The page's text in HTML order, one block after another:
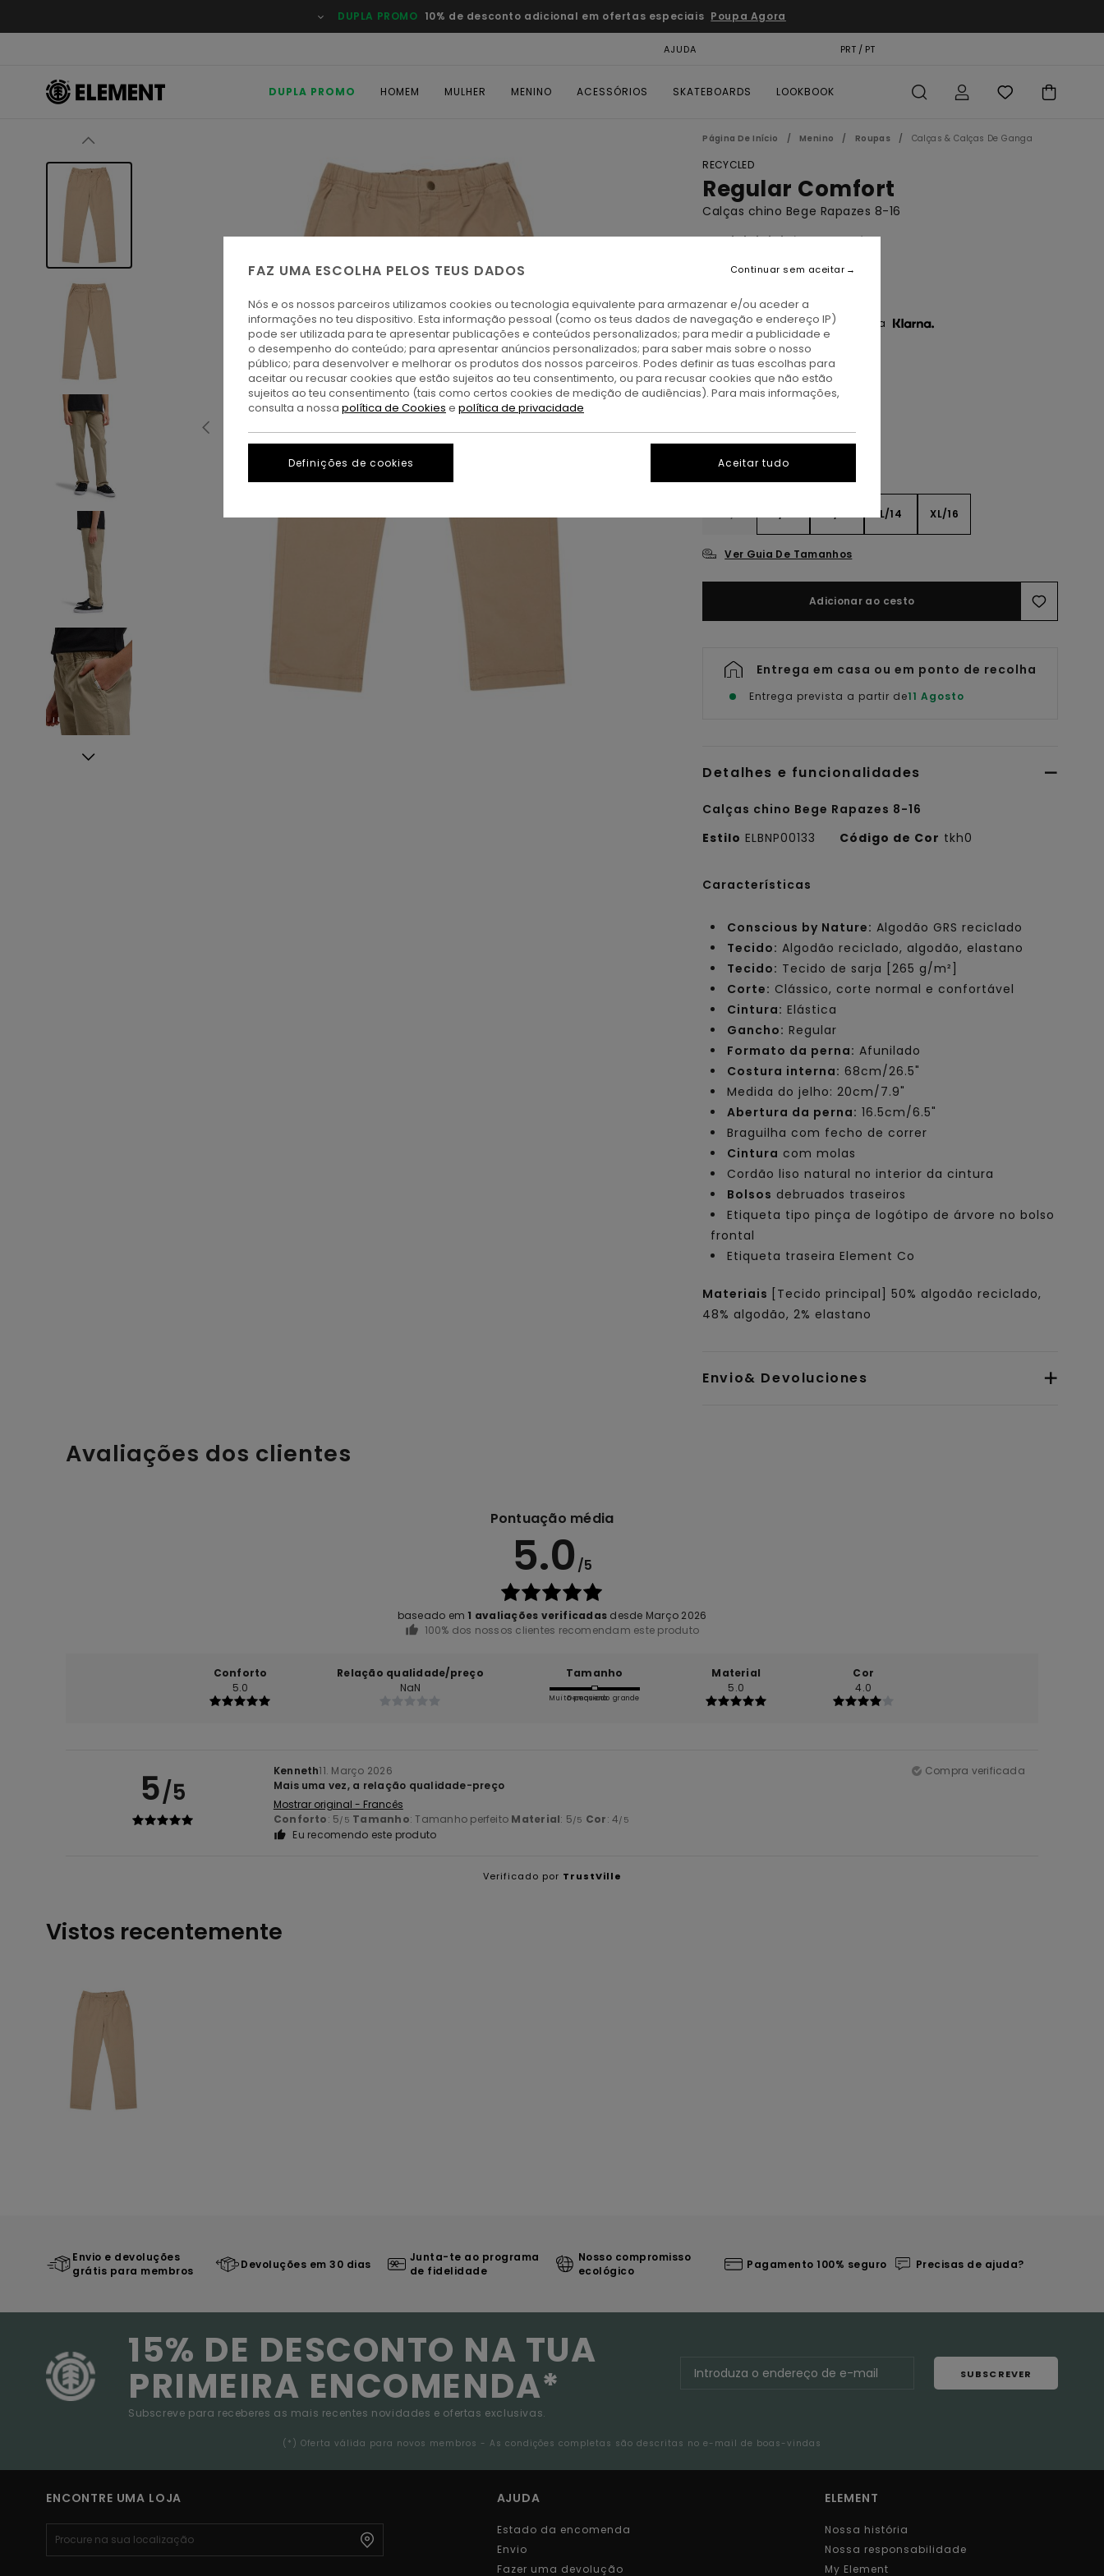
a
DUPLA PROMO 10% de desconto adicional em ofertas especiais Poupa Agora
AJUDA PRT / PT
DUPLA PROMO HOMEM MULHER MENINO ACESSÓRIOS SKATEBOARDS LOOKBOOK
Página De Início Menino Roupas Calças & Calças De Ganga
RECYCLED
Regular Comfort
Calças chino Bege Rapazes 8-16
5.0
ECO-BONUS
Paga 3 x € 20,00 sem juros com a
CorAluminum
L/14 XL/16
Ver Guia De Tamanhos
Adicionar ao cesto
Entrega em casa ou em ponto de recolha
Entrega prevista a partir de11 Agosto
Detalhes e funcionalidades
Calças chino Bege Rapazes 8-16
Estilo ELBNP00133 Código de Cor tkh0
Características
Conscious by Nature: Algodão GRS reciclado
Tecido: Algodão reciclado, algodão, elastano
Tecido: Tecido de sarja [265 g/m²]
Corte: Clássico, corte normal e confortável
Cintura: Elástica
Gancho: Regular
Formato da perna: Afunilado
Costura interna: 68cm/26.5"
Medida do jelho: 20cm/7.9"
Abertura da perna: 16.5cm/6.5"
Braguilha com fecho de correr
Cintura com molas
Cordão liso natural no interior da cintura
Bolsos debruados traseiros
Etiqueta tipo pinça de logótipo de árvore no bolso
frontal
Etiqueta traseira Element Co
Materiais
[Tecido principal] 50% algodão reciclado,
48% algodão, 2% elastano
Envio& Devoluciones
Avaliações dos clientes
Pontuação média
5.0 /5
baseado em 1 avaliações verificadas desde Março 2026
100% dos nossos clientes recomendam este produto
Conforto
5.0
Relação qualidade/preço
NaN
Tamanho
Muito pequeno
Demasiado grande
Material
5.0
Cor
4.0
5/5
Kenneth11. Março 2026
Compra verificada
Mais uma vez, a relação qualidade-preço
Mostrar original - Francês
Conforto: 5/5 Tamanho: Tamanho perfeito Material: 5/5 Cor: 4/5
Eu recomendo este produto
Verificado por TrustVille
Vistos recentemente
Envio e devoluções
grátis para membros
Devoluções em 30 dias
Junta-te ao programa
de fidelidade
Nosso compromisso
ecológico
Pagamento 100% seguro Precisas de ajuda?
15% DE DESCONTO NA TUA
PRIMEIRA ENCOMENDA*
Subscreve para receberes as mais recentes novidades e ofertas exclusivas.
SUBSCREVER
(*) Oferta válida para novos membros - As condições completas são descritas no e-mail de boas-vindas
ENCONTRE UMA LOJA AJUDA
Estado da encomenda
Envio
Fazer uma devolução
ELEMENT
Nossa história
Nossa responsabilidade
My Element
FAZ UMA ESCOLHA PELOS TEUS DADOS
Nós e os nossos parceiros utilizamos cookies ou tecnologia equivalente para armazenar e/ou aceder a
informações no teu dispositivo. Esta informação pessoal (como os teus dados de navegação e endereço IP)
pode ser utilizada para te apresentar publicações e conteúdos personalizados; para medir a publicidade e
o desempenho do conteúdo; para apresentar anúncios personalizados; para saber mais sobre o nosso
público; para desenvolver e melhorar os produtos dos nossos parceiros. Podes definir as tuas escolhas para
aceitar ou recusar cookies que estão sujeitos ao teu consentimento, ou para recusar cookies que não estão
sujeitos ao teu consentimento (tais como certos cookies de medição de audiências). Para mais informações,
consulta a nossa política de Cookies e política de privacidade
Definições de cookies
Continuar sem aceitar
Aceitar tudo